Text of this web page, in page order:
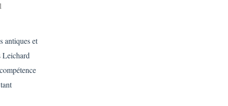
antiques et
Leichard